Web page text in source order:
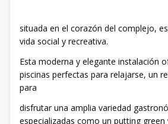
situada en el corazón del complejo,
vida social y recreativa.
Esta moderna y elegante instalación
piscinas perfectas para relajarse, un
para
disfrutar una amplia variedad
especializadas como un putting green